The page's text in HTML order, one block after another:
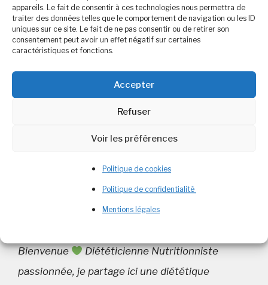
appareils. Le fait de consentir à ces technologies nous permettra de
traiter des données telles que le comportement de navigation ou les ID
uniques sur ce site. Le fait de ne pas consentir ou de retirer son
consentement peut avoir un effet négatif sur certaines
caractéristiques et fonctions.
Accepter
Refuser
Voir les préférences
Politique de cookies
Politique de confidentialité
Mentions légales
combiner légumes, protéines et épices pour un
plat coloré et gourmand qui plaît à toute la
Ingredient: Recette: Faire …
cuisine simple,pois chiche
Laisser un commentaire
Bienvenue
Diététicienne Nutritionniste
passionnée, je partage ici une diététique